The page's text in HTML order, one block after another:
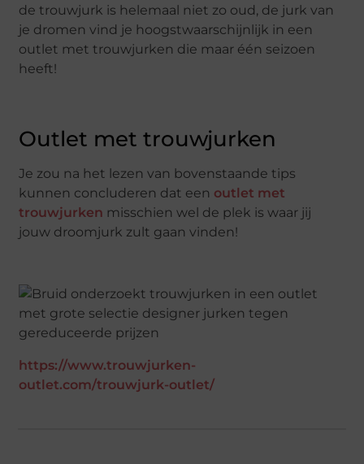
de trouwjurk is helemaal niet zo oud, de jurk van
je dromen vind je hoogstwaarschijnlijk in een
outlet met trouwjurken die maar één seizoen
heeft!
Outlet met trouwjurken
Je zou na het lezen van bovenstaande tips
kunnen concluderen dat een outlet met
trouwjurken misschien wel de plek is waar jij
jouw droomjurk zult gaan vinden!
https://www.trouwjurken-
outlet.com/trouwjurk-outlet/